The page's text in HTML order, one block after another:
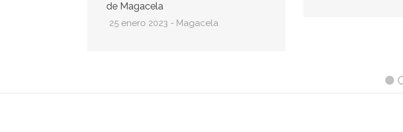
de Magacela
25 enero 2023 - Magacela